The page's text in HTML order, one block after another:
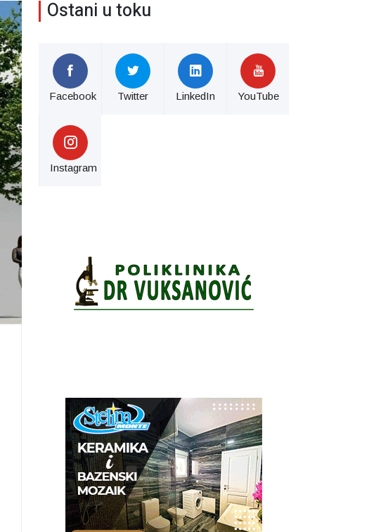
Ostani u toku
Facebook Twitter LinkedIn YouTube
Instagram